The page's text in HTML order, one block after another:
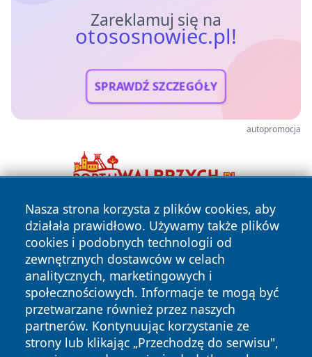
Zareklamuj się na
otososnowiec.pl!
SPRAWDŹ SZCZEGÓŁY
autopromocja
Nasza strona korzysta z plików cookies, aby
działała prawidłowo. Używamy także plików
cookies i podobnych technologii od
zewnętrznych dostawców w celach
analitycznych, marketingowych i
społecznościowych. Informacje te mogą być
przetwarzane również przez naszych
partnerów. Kontynuując korzystanie ze
strony lub klikając „Przechodzę do serwisu",
Copyright © 2026 otososnowiec.pl Wszystkie prawa
zastrzeżone.